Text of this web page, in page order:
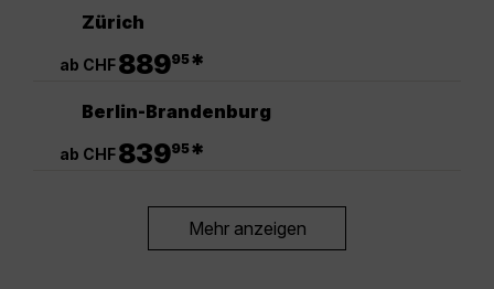
Zürich
ab CHF88995*
Berlin-Brandenburg
ab CHF83995*
Mehr anzeigen